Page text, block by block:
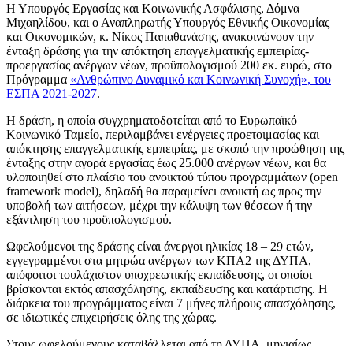
Η Υπουργός Εργασίας και Κοινωνικής Ασφάλισης, Δόμνα
Μιχαηλίδου, και ο Αναπληρωτής Υπουργός Εθνικής Οικονομίας
και Οικονομικών, κ. Νίκος Παπαθανάσης, ανακοινώνουν την
ένταξη δράσης για την απόκτηση επαγγελματικής εμπειρίας-
προεργασίας ανέργων νέων, προϋπολογισμού 200 εκ. ευρώ, στο
Πρόγραμμα «Ανθρώπινο Δυναμικό και Κοινωνική Συνοχή», του
ΕΣΠΑ 2021-2027.
Η δράση, η οποία συγχρηματοδοτείται από το Ευρωπαϊκό
Κοινωνικό Ταμείο, περιλαμβάνει ενέργειες προετοιμασίας και
απόκτησης επαγγελματικής εμπειρίας, με σκοπό την προώθηση της
ένταξης στην αγορά εργασίας έως 25.000 ανέργων νέων, και θα
υλοποιηθεί στο πλαίσιο του ανοικτού τύπου προγραμμάτων (open
framework model), δηλαδή θα παραμείνει ανοικτή ως προς την
υποβολή των αιτήσεων, μέχρι την κάλυψη των θέσεων ή την
εξάντληση του προϋπολογισμού.
Ωφελούμενοι της δράσης είναι άνεργοι ηλικίας 18 – 29 ετών,
εγγεγραμμένοι στα μητρώα ανέργων των ΚΠΑ2 της ΔΥΠΑ,
απόφοιτοι τουλάχιστον υποχρεωτικής εκπαίδευσης, οι οποίοι
βρίσκονται εκτός απασχόλησης, εκπαίδευσης και κατάρτισης. Η
διάρκεια του προγράμματος είναι 7 μήνες πλήρους απασχόλησης,
σε ιδιωτικές επιχειρήσεις όλης της χώρας.